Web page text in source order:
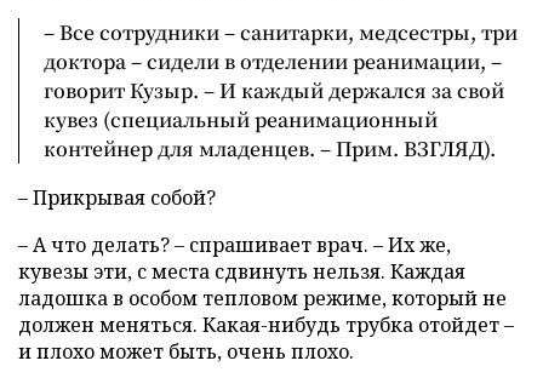
– Все сотрудники – санитарки, медсестры, три
доктора – сидели в отделении реанимации, –
говорит Кузыр. – И каждый держался за свой
кувез (специальный реанимационный
контейнер для младенцев. – Прим. ВЗГЛЯД).
– Прикрывая собой?
– А что делать? – спрашивает врач. – Их же,
кувезы эти, с места сдвинуть нельзя. Каждая
ладошка в особом тепловом режиме, который не
должен меняться. Какая-нибудь трубка отойдет –
и плохо может быть, очень плохо.